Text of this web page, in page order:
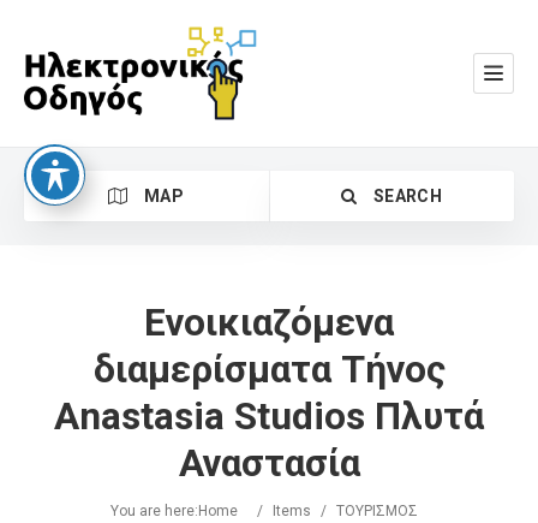
MAP SEARCH
Search
Ενοικιαζόμενα
διαμερίσματα Τήνος
Anastasia Studios Πλυτά
Αναστασία
You are here: Home / Items / ΤΟΥΡΙΣΜΟΣ